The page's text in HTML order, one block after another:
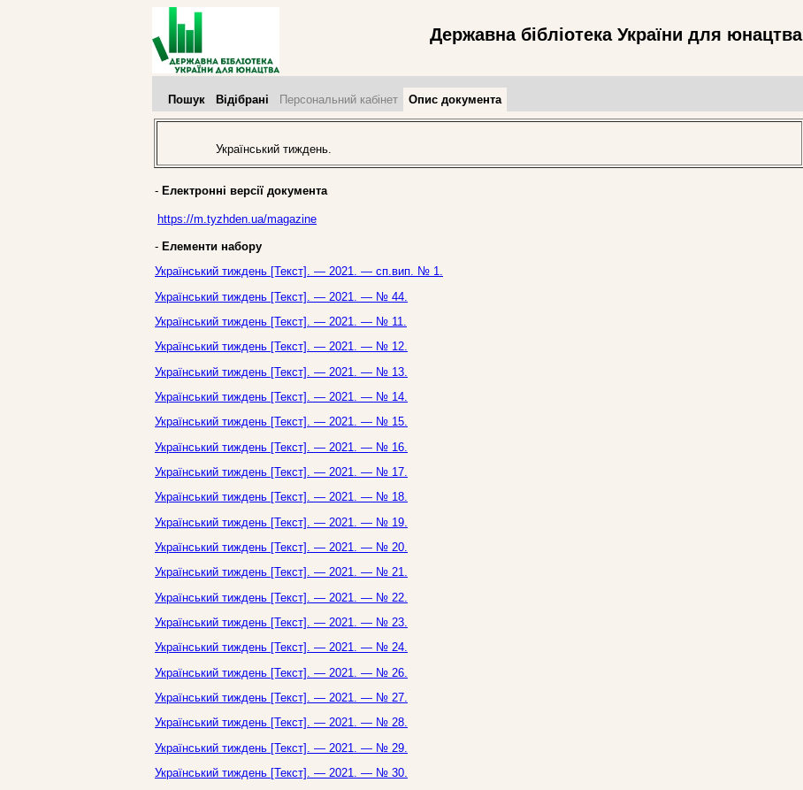
Державна бібліотека України для юнацтва
Пошук Відібрані Персональний кабінет Опис документа
Український тиждень.
- Електронні версії документа
https://m.tyzhden.ua/magazine
- Елементи набору
Український тиждень [Текст]. — 2021. — сп.вип. № 1.
Український тиждень [Текст]. — 2021. — № 44.
Український тиждень [Текст]. — 2021. — № 11.
Український тиждень [Текст]. — 2021. — № 12.
Український тиждень [Текст]. — 2021. — № 13.
Український тиждень [Текст]. — 2021. — № 14.
Український тиждень [Текст]. — 2021. — № 15.
Український тиждень [Текст]. — 2021. — № 16.
Український тиждень [Текст]. — 2021. — № 17.
Український тиждень [Текст]. — 2021. — № 18.
Український тиждень [Текст]. — 2021. — № 19.
Український тиждень [Текст]. — 2021. — № 20.
Український тиждень [Текст]. — 2021. — № 21.
Український тиждень [Текст]. — 2021. — № 22.
Український тиждень [Текст]. — 2021. — № 23.
Український тиждень [Текст]. — 2021. — № 24.
Український тиждень [Текст]. — 2021. — № 26.
Український тиждень [Текст]. — 2021. — № 27.
Український тиждень [Текст]. — 2021. — № 28.
Український тиждень [Текст]. — 2021. — № 29.
Український тиждень [Текст]. — 2021. — № 30.